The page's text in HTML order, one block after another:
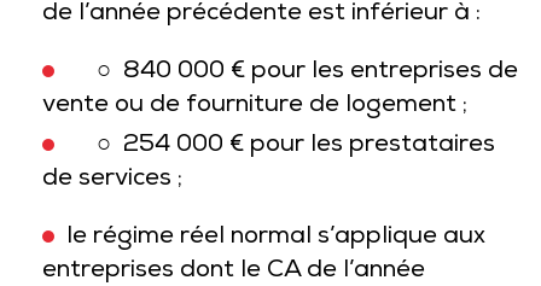
de l’année précédente est inférieur à :
○ 840 000 € pour les entreprises de
vente ou de fourniture de logement ;
○ 254 000 € pour les prestataires
de services ;
le régime réel normal s’applique aux
entreprises dont le CA de l’année